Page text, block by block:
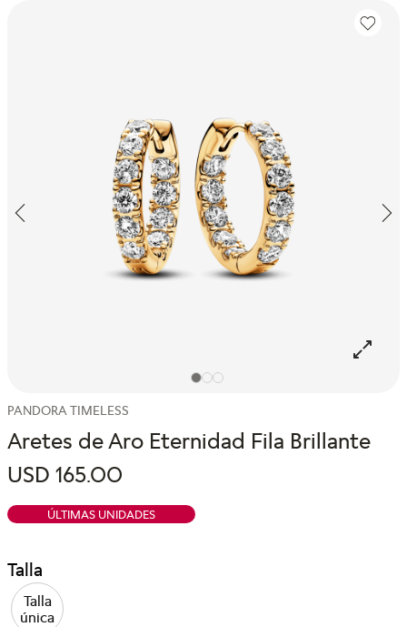
PANDORA TIMELESS
Aretes de Aro Eternidad Fila Brillante
USD 165.00
ÚLTIMAS UNIDADES
Talla
Talla
única